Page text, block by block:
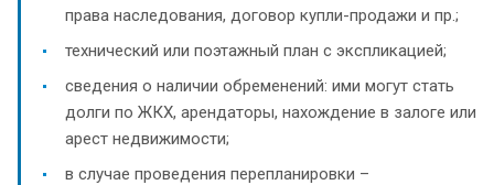
права наследования, договор купли-продажи и пр.;
технический или поэтажный план с экспликацией;
сведения о наличии обременений: ими могут стать
долги по ЖКХ, арендаторы, нахождение в залоге или
арест недвижимости;
в случае проведения перепланировки –